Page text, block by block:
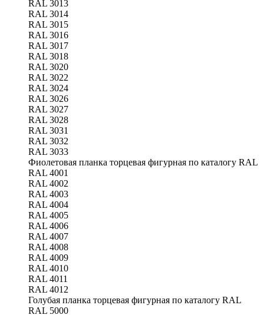
RAL 3013
RAL 3014
RAL 3015
RAL 3016
RAL 3017
RAL 3018
RAL 3020
RAL 3022
RAL 3024
RAL 3026
RAL 3027
RAL 3028
RAL 3031
RAL 3032
RAL 3033
Фиолетовая планка торцевая фигурная по каталогу RAL
RAL 4001
RAL 4002
RAL 4003
RAL 4004
RAL 4005
RAL 4006
RAL 4007
RAL 4008
RAL 4009
RAL 4010
RAL 4011
RAL 4012
Голубая планка торцевая фигурная по каталогу RAL
RAL 5000